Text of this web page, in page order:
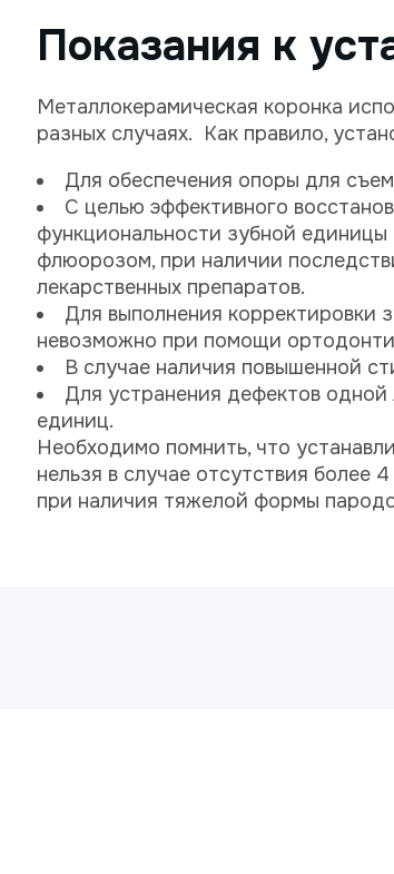
Показания к
Металлокерамическая коронка
разных случаях. Как правило,
Для обеспечения опоры для
С целью эффективного
функциональности зубной
флюорозом, при наличии
лекарственных препаратов.
Для выполнения корректировки
невозможно при помощи
В случае наличия повышенной
Для устранения дефектов
единиц.
Необходимо помнить, что
нельзя в случае отсутствия более
при наличия тяжелой формы